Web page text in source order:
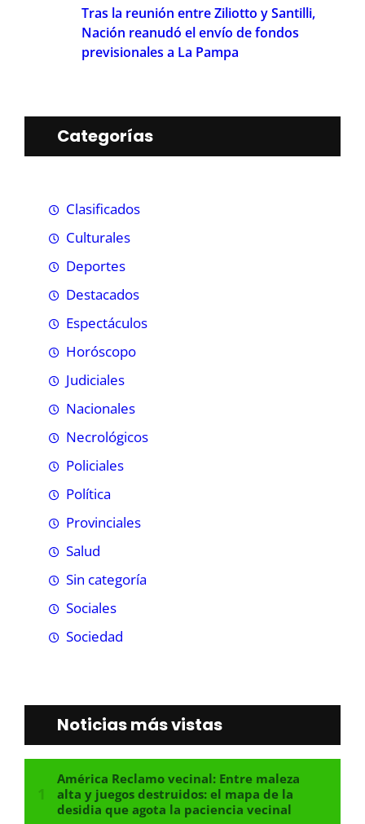
Tras la reunión entre Ziliotto y Santilli,
Nación reanudó el envío de fondos
previsionales a La Pampa
Categorías
Clasificados
Culturales
Deportes
Destacados
Espectáculos
Horóscopo
Judiciales
Nacionales
Necrológicos
Policiales
Política
Provinciales
Salud
Sin categoría
Sociales
Sociedad
Noticias más vistas